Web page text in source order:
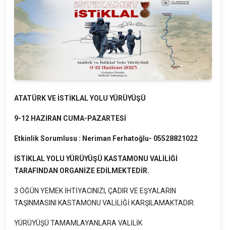
ATATÜRK VE İSTİKLAL YOLU YÜRÜYÜŞÜ
9-12 HAZİRAN CUMA-PAZARTESİ
Etkinlik Sorumlusu : Neriman Ferhatoğlu- 05528821022
İSTİKLAL YOLU YÜRÜYÜŞÜ KASTAMONU VALİLİĞİ
TARAFINDAN ORGANİZE EDİLMEKTEDİR.
3 ÖĞÜN YEMEK İHTİYACINIZI, ÇADIR VE EŞYALARIN
TAŞINMASINI KASTAMONU VALİLİĞİ KARŞILAMAKTADIR.
YÜRÜYÜŞÜ TAMAMLAYANLARA VALİLİK